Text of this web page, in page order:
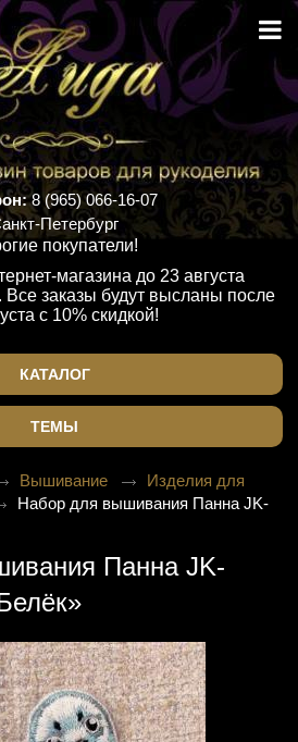
8 (965) 066-16-07
Петербург
покупатели!
магазина до 23 августа
Все заказы будут высланы после
с 10% скидкой!
КАТАЛОГ
ТЕМЫ
Вышивание
Изделия для
Набор для вышивания Панна JK-
Панна JK-